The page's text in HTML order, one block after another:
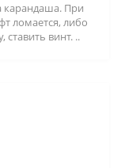
карандаша. При
ломается, либо
ставить винт. ..